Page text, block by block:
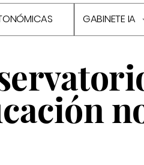
GABINETE IA